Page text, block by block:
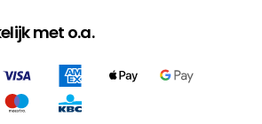
met o.a.